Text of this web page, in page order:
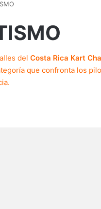
del Costa Rica Kart
que confronta los